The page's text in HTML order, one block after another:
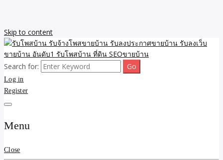
Skip to content
รับโพสบ้าน รับจ้างโพสขาย
บ้าน รับลงประกาศขายบ้าน
รับลงเว็บขายบ้าน อันดับ1
รับโพสบ้าน ที่ดิน SEOขาย
รับจ้างโพสขายบ้าน รับลงเว็บขายบ้าน รับโพสบ้าน รับลงประกาศขาย
บ้าน โพสบ้าน ขายที่ดิน SEO อสังหา ราคาถูก รับลงขายบ้าน
Search for:
Log in
Register
Menu
Close